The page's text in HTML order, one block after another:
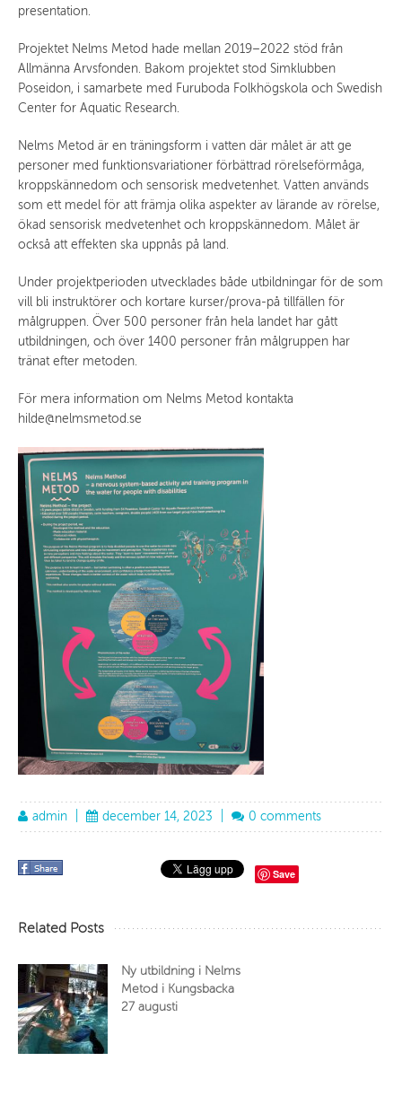
presentation.
Projektet Nelms Metod hade mellan 2019–2022 stöd från
Allmänna Arvsfonden. Bakom projektet stod Simklubben
Poseidon, i samarbete med Furuboda Folkhögskola och Swedish
Center for Aquatic Research.
Nelms Metod är en träningsform i vatten där målet är att ge
personer med funktionsvariationer förbättrad rörelseförmåga,
kroppskännedom och sensorisk medvetenhet. Vatten används
som ett medel för att främja olika aspekter av lärande av rörelse,
ökad sensorisk medvetenhet och kroppskännedom. Målet är
också att effekten ska uppnås på land.
Under projektperioden utvecklades både utbildningar för de som
vill bli instruktörer och kortare kurser/prova-på tillfällen för
målgruppen. Över 500 personer från hela landet har gått
utbildningen, och över 1400 personer från målgruppen har
tränat efter metoden.
För mera information om Nelms Metod kontakta
hilde@nelmsmetod.se
admin december 14, 2023 0 comments
Save
Related Posts
Ny utbildning i Nelms
Metod i Kungsbacka
27 augusti